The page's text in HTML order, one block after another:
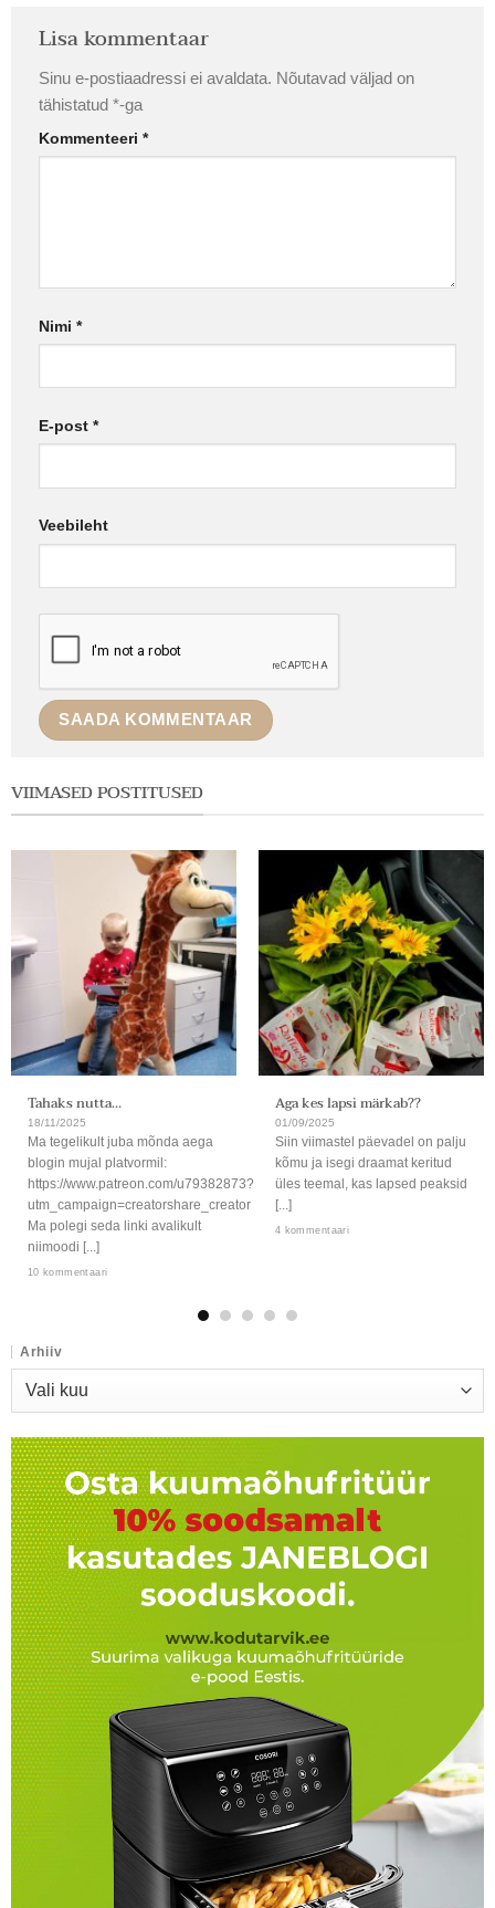
Lisa kommentaar
Sinu e-postiaadressi ei avaldata. Nõutavad väljad on
tähistatud *-ga
Kommenteeri *
Nimi *
E-post *
Veebileht
VIIMASED POSTITUSED
Tahaks nutta…
18/11/2025
Ma tegelikult juba mõnda aega
blogin mujal platvormil:
https://www.patreon.com/u79382873?
utm_campaign=creatorshare_creator
Ma polegi seda linki avalikult
niimoodi [...]
10 kommentaari
Aga kes lapsi märkab??
01/09/2025
Siin viimastel päevadel on palju
kõmu ja isegi draamat keritud
üles teemal, kas lapsed peaksid
[...]
4 kommentaari
Arhiiv
Arhiiv